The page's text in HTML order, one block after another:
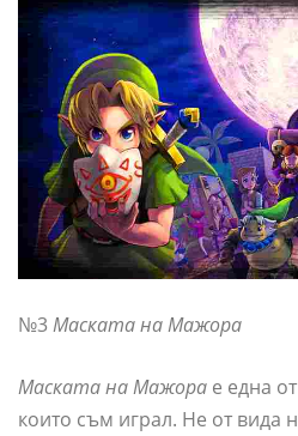
№3Маската на Мажора
Маската на Мажора е една
които съм играл. Не от вида